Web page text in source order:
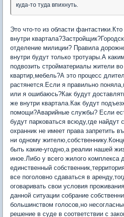
куда-то туда впихнуть.
Это что-то из области
внутри
отделение милиции? Правила
внутри будут только тротуары.А
подвозить стройматериалы жители
квартир,мебель?А это процесс
растянется.Если я правильно
или я ошибаюсь?Как будут
же внутри квартала.Как будут
помощи?Аварийные службы? Если
будут парковаться всюду,где найдут
охранник не имеет права запретить
ни одному
быть какие-угодно,а реалии нашей
иное.Либо у всего жилого комплекса
единственный
все поголовно сдаваться в
оговаривать свои условия
данной ситуации собрание
большинством голосов,но
решение в суде в соответствии с